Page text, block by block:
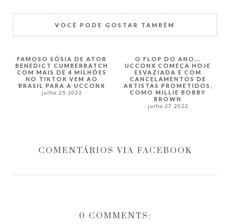
VOCÊ PODE GOSTAR TAMBÉM
FAMOSO SÓSIA DE ATOR
BENEDICT CUMBERBATCH
COM MAIS DE 4 MILHÕES
NO TIKTOK VEM AO
BRASIL PARA A UCCONX
julho 25 2022
O FLOP DO ANO...
UCCONX COMEÇA HOJE
ESVAZIADA E COM
CANCELAMENTOS DE
ARTISTAS PROMETIDOS,
COMO MILLIE BOBBY
BROWN
julho 27 2022
COMENTÁRIOS VIA FACEBOOK
0 COMMENTS: